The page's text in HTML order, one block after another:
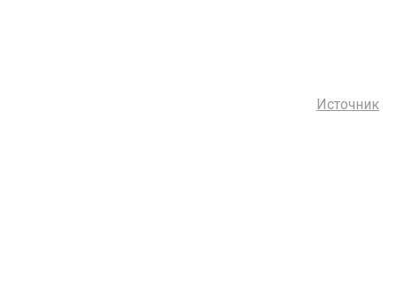
Источник